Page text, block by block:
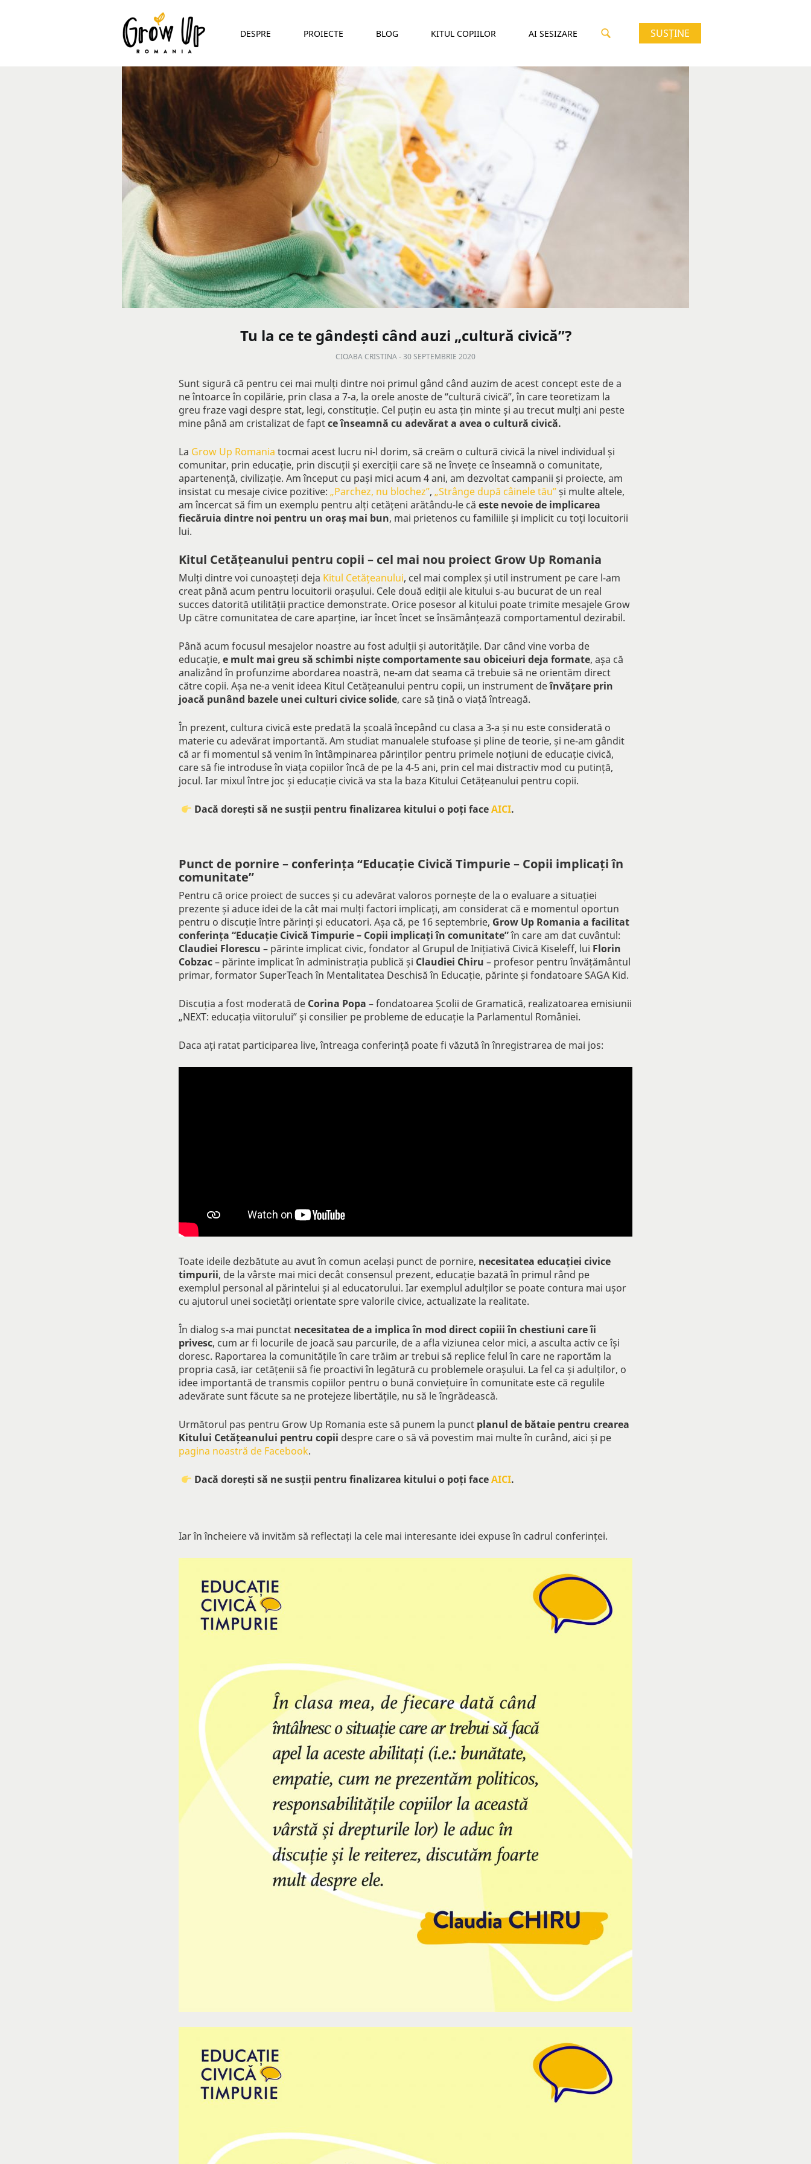
DESPRE PROIECTE BLOG KITUL COPIILOR AI SESIZARE SUSȚINE
Tu la ce te gândești când auzi „cultură civică”?
CIOABA CRISTINA -30 SEPTEMBRIE 2020
Sunt sigură că pentru cei mai mulți dintre noi primul gând când auzim de acest concept este de a
ne întoarce în copilărie, prin clasa a 7-a, la orele anoste de “cultură civică”, în care teoretizam la
greu fraze vagi despre stat, legi, constituție. Cel puțin eu asta țin minte și au trecut mulți ani peste
mine până am cristalizat de faptce înseamnă cu adevărat a avea o cultură civică.
La Grow Up Romania tocmai acest lucru ni-l dorim, să creăm o cultură civică la nivel individual și
comunitar, prin educație, prin discuții și exerciții care să ne învețe ce înseamnă o comunitate,
apartenență, civilizație. Am început cu pași mici acum 4 ani, am dezvoltat campanii și proiecte, am
insistat cu mesaje civice pozitive: „Parchez, nu blochez”, „Strânge după câinele tău”și multe altele,
am încercat să fim un exemplu pentru alți cetățeni arătându-le că este nevoie de implicarea
fiecăruia dintre noi pentru un oraș mai bun, mai prietenos cu familiile și implicit cu toți locuitorii
lui.
Kitul Cetățeanului pentru copii – cel mai nou proiect Grow Up Romania
Mulți dintre voi cunoașteți deja Kitul Cetățeanului, cel mai complex și util instrument pe care l-am
creat până acum pentru locuitorii orașului. Cele două ediții ale kitului s-au bucurat de un real
succes datorită utilității practice demonstrate. Orice posesor al kitului poate trimite mesajele Grow
Up către comunitatea de care aparține, iar încet încet se însămânțează comportamentul dezirabil.
Până acum focusul mesajelor noastre au fost adulții și autoritățile. Dar când vine vorba de
educație, e mult mai greu să schimbi niște comportamente sau obiceiuri deja formate, așa că
analizând în profunzime abordarea noastră, ne-am dat seama că trebuie să ne orientăm direct
către copii. Așa ne-a venit ideea Kitul Cetățeanului pentru copii, un instrument deînvățare prin
joacă punând bazele unei culturi civice solide, care să țină o viață întreagă.
În prezent, cultura civică este predată la școală începând cu clasa a 3-a și nu este considerată o
materie cu adevărat importantă. Am studiat manualele stufoase și pline de teorie, și ne-am gândit
că ar fi momentul să venim în întâmpinarea părinților pentru primele noțiuni de educație civică,
care să fie introduse în viața copiilor încă de pe la 4-5 ani, prin cel mai distractiv mod cu putință,
jocul. Iar mixul între joc și educație civică va sta la baza Kitului Cetățeanului pentru copii.
Dacă dorești să ne susții pentru finalizarea kitului o poți faceAICI.
Punct de pornire – conferința “Educație Civică Timpurie – Copii implicați în
comunitate”
Pentru că orice proiect de succes și cu adevărat valoros pornește de la o evaluare a situației
prezente și aduce idei de la cât mai mulți factori implicați, am considerat că e momentul oportun
pentru o discuție între părinți și educatori. Așa că, pe 16 septembrie, Grow Up Romania a facilitat
conferința “Educație Civică Timpurie – Copii implicați în comunitate”în care am dat cuvântul:
Claudiei Florescu – părinte implicat civic, fondator al Grupul de Inițiativă Civică Kiseleff, lui Florin
Cobzac– părinte implicat în administrația publică și Claudiei Chiru – profesor pentru învățământul
primar, formator SuperTeach în Mentalitatea Deschisă în Educație, părinte și fondatoare SAGA Kid.
Discuția a fost moderată de Corina Popa – fondatoarea Școlii de Gramatică, realizatoarea emisiunii
„NEXT: educația viitorului” și consilier pe probleme de educație la Parlamentul României.
Daca ați ratat participarea live, întreaga conferință poate fi văzută în înregistrarea de mai jos:
Toate ideile dezbătute au avut în comun același punct de pornire, necesitatea educației civice
timpurii, de la vârste mai mici decât consensul prezent, educație bazată în primul rând pe
exemplul personal al părintelui și al educatorului. Iar exemplul adulților se poate contura mai ușor
cu ajutorul unei societăți orientate spre valorile civice, actualizate la realitate.
În dialog s-a mai punctat necesitatea de a implica în mod direct copiii în chestiuni care îi
privesc, cum ar fi locurile de joacă sau parcurile, de a afla viziunea celor mici, a asculta activ ce își
doresc. Raportarea la comunitățile în care trăim ar trebui să replice felul în care ne raportăm la
propria casă, iar cetățenii să fie proactivi în legătură cu problemele orașului. La fel ca și adulților, o
idee importantă de transmis copiilor pentru o bună conviețuire în comunitate este că regulile
adevărate sunt făcute sa ne protejeze libertățile, nu să le îngrădească.
Următorul pas pentru Grow Up Romania este să punem la punct planul de bătaie pentru crearea
Kitului Cetățeanului pentru copii despre care o să vă povestim mai multe în curând, aici și pe
pagina noastră de Facebook.
Dacă dorești să ne susții pentru finalizarea kitului o poți faceAICI.
Iar în încheiere vă invităm să reflectați la cele mai interesante idei expuse în cadrul conferinței.